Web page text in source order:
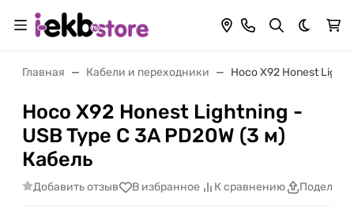
Темная
Главная Кабели и переходники Hoco X92 Honest
Hoco X92 Honest Lightning -
USB Type C 3A PD20W (3 м)
Кабель
Добавить отзыв В избранное К сравнению